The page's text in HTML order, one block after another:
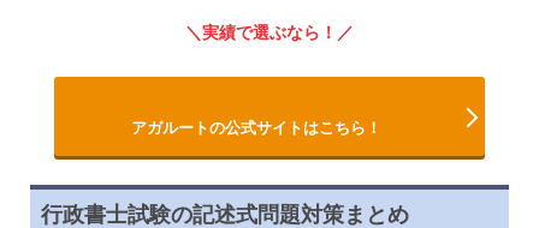
実績で選ぶなら！
アガルートの公式サイトはこちら！
行政書士試験の記述式問題対策まとめ